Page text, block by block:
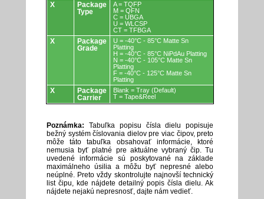
X
Package
Type
A = TQFP
M = QFN
C = UBGA
U = WLCSP
CT = TFBGA
X
Package
Grade
U = -40°C - 85°C Matte Sn
Platting
H = -40°C - 85°C NiPdAu Platting
N = -40°C - 105°C Matte Sn
Platting
F = -40°C - 125°C Matte Sn
Platting
X
Package
Carrier
Blank = Tray (Default)
T = Tape&Reel
Poznámka: Tabuľka popisu čísla dielu popisuje
bežný systém číslovania dielov pre viac čipov, preto
môže táto tabuľka obsahovať informácie, ktoré
nemusia byť platné pre aktuálne vybraný čip. Tu
uvedené informácie sú poskytované na základe
maximálneho úsilia a môžu byť nepresné alebo
neúplné. Preto vždy skontrolujte najnovší technický
list čipu, kde nájdete detailný popis čísla dielu. Ak
nájdete nejakú nepresnosť, dajte nám vedieť.